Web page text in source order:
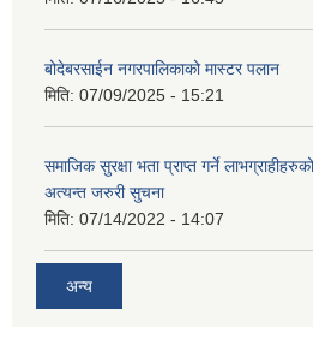
बोदेबरसाईन नगरपालिकाको मास्टर पलान
मिति: 07/09/2025 - 15:21
समाजिक सुरक्षा भता प्राप्त गर्ने
अत्यन्त जरुरी सुचना
मिति: 07/14/2022 - 14:07
अन्य